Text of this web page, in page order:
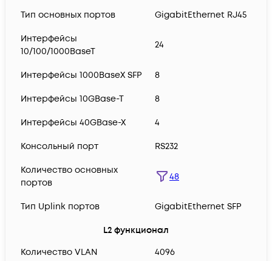
Тип основных портов
GigabitEthernet RJ45
Интерфейсы
10/100/1000BaseT
24
Интерфейсы 1000BaseX SFP 8
Интерфейсы 10GBase-T 8
Интерфейсы 40GBase-X 4
Консольный порт RS232
Количество основных
портов
48
Тип Uplink портов GigabitEthernet SFP
L2 функционал
Количество VLAN
4096